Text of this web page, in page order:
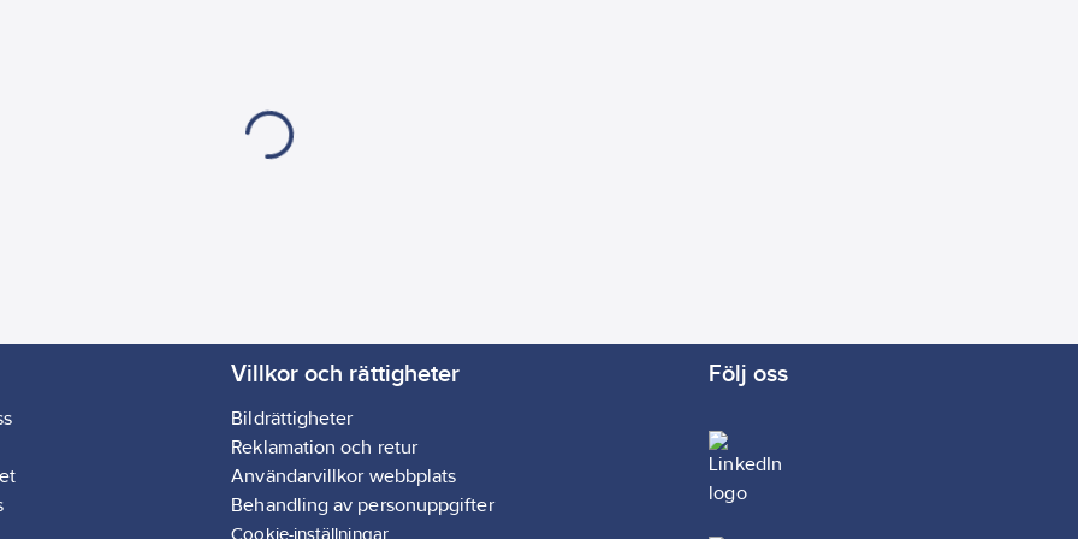
Villkor och rättigheter
Bildrättigheter
Reklamation och retur
Användarvillkor webbplats
Behandling av personuppgifter
Cookie-inställningar
Följ oss